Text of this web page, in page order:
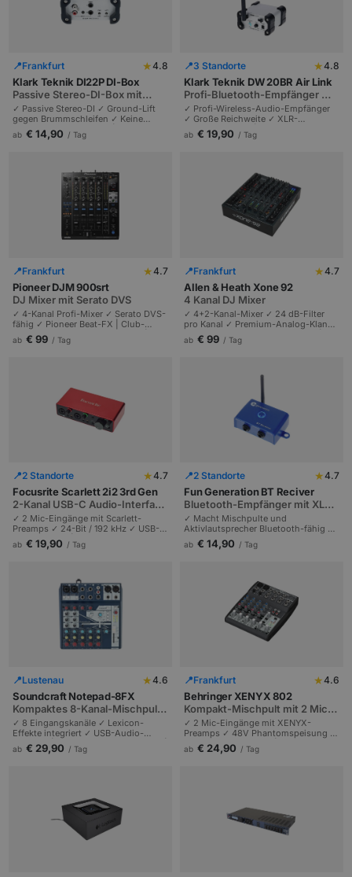
📍Frankfurt ★4.8
Klark Teknik DI22P DI-Box
Passive Stereo-DI-Box mit
Ground-Lift
✓ Passive Stereo-DI ✓ Ground-Lift
gegen Brummschleifen ✓ Keine
Stromversorgung nötig | Profi-
Standard | Laptop, Tablet und
ab € 14,90 / Tag
📍3 Standorte ★4.8
Klark Teknik DW 20BR Air Link
Profi-Bluetooth-Empfänger mit
großer Reichweite
✓ Profi-Wireless-Audio-Empfänger
✓ Große Reichweite ✓ XLR-
Stereoausgänge | Studio-
Klangqualität | Konferenzen und
ab € 19,90 / Tag
📍Frankfurt ★4.7
Pioneer DJM 900srt
DJ Mixer mit Serato DVS
✓ 4-Kanal Profi-Mixer ✓ Serato DVS-
fähig ✓ Pioneer Beat-FX | Club-
Standard für Open-Format-DJs |
Battle-DVS-Setups.
ab € 99 / Tag
📍Frankfurt ★4.7
Allen & Heath Xone 92
4 Kanal DJ Mixer
✓ 4+2-Kanal-Mixer ✓ 24 dB-Filter
pro Kanal ✓ Premium-Analog-Klang |
Standard für Techno und House |
Underground-Clubs und Profi-DJs.
ab € 99 / Tag
📍2 Standorte ★4.7
Focusrite Scarlett 2i2 3rd Gen
2-Kanal USB-C Audio-Interface
mit Studio-Qualität
✓ 2 Mic-Eingänge mit Scarlett-
Preamps ✓ 24-Bit / 192 kHz ✓ USB-C
bus-powered | Studio-Qualität für
Podcasts und Aufnahmen | Plug-
ab € 19,90 / Tag
📍2 Standorte ★4.7
Fun Generation BT Reciver
Bluetooth-Empfänger mit XLR-
Ausgang
✓ Macht Mischpulte und
Aktivlautsprecher Bluetooth-fähig ✓
Stereo-XLR-Ausgang ✓ Profi-
Anschlüsse | Plug-and-Play | Mobile
ab € 14,90 / Tag
📍Lustenau ★4.6
Soundcraft Notepad-8FX
Kompaktes 8-Kanal-Mischpult
mit Lexicon-FX und USB
✓ 8 Eingangskanäle ✓ Lexicon-
Effekte integriert ✓ USB-Audio-
Interface | Soundcraft-Klangqualität |
Bühnen, Sprecher und Podcasts.
ab € 29,90 / Tag
📍Frankfurt ★4.6
Behringer XENYX 802
Kompakt-Mischpult mit 2 Mic-
Eingängen
✓ 2 Mic-Eingänge mit XENYX-
Preamps ✓ 48V Phantomspeisung ✓
3-Band-EQ pro Kanal | Klein und
vielseitig | Ideal für Solokünstler und
ab € 24,90 / Tag